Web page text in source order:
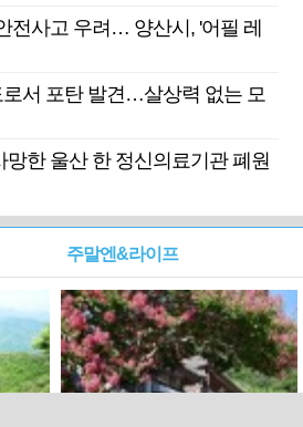
전사고 우려… 양산시, '어필 레
서 포탄 발견…살상력 없는 모
한 울산 한 정신의료기관 폐원
주말엔&라이프